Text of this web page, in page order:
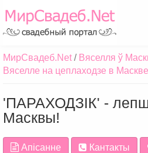
МирСвадеб.Net
Вяселля ў
Вяселле на цеплаходзе в Маскве
'ПАРАХОДЗІК' -
Масквы!
Апісанне Кантакты